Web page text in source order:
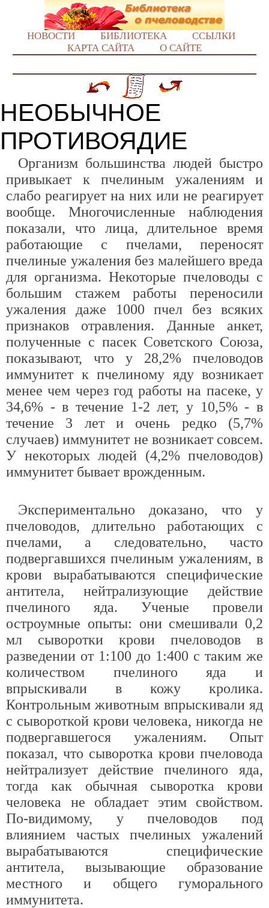
НОВОСТИ БИБЛИОТЕКА
ССЫЛКИ
КАРТА САЙТА
О САЙТЕ
НЕОБЫЧНОЕ
ПРОТИВОЯДИЕ
Организм большинства людей быстро
привыкает к пчелиным ужалениям и
слабо реагирует на них или не реагирует
вообще. Многочисленные наблюдения
показали, что лица, длительное время
работающие с пчелами, переносят
пчелиные ужаления без малейшего вреда
для организма. Некоторые пчеловоды с
большим стажем работы переносили
ужаления даже 1000 пчел без всяких
признаков отравления. Данные анкет,
полученные с пасек Советского Союза,
показывают, что у 28,2% пчеловодов
иммунитет к пчелиному яду возникает
менее чем через год работы на пасеке, у
34,6% - в течение 1-2 лет, у 10,5% - в
течение 3 лет и очень редко (5,7%
случаев) иммунитет не возникает совсем.
У некоторых людей (4,2% пчеловодов)
иммунитет бывает врожденным.
Экспериментально доказано, что у
пчеловодов, длительно работающих с
пчелами, а следовательно, часто
подвергавшихся пчелиным ужалениям, в
крови вырабатываются специфические
антитела, нейтрализующие действие
пчелиного яда. Ученые провели
остроумные опыты: они смешивали 0,2
мл сыворотки крови пчеловодов в
разведении от 1:100 до 1:400 с таким же
количеством пчелиного яда и
впрыскивали в кожу кролика.
Контрольным животным впрыскивали яд
с сывороткой крови человека, никогда не
подвергавшегося ужалениям. Опыт
показал, что сыворотка крови пчеловода
нейтрализует действие пчелиного яда,
тогда как обычная сыворотка крови
человека не обладает этим свойством.
По-видимому, у пчеловодов под
влиянием частых пчелиных ужалений
вырабатываются специфические
антитела, вызывающие образование
местного и общего гуморального
иммунитета.